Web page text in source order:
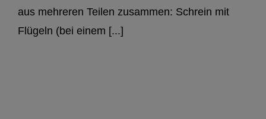
aus mehreren Teilen zusammen: Schrein mit
Flügeln (bei einem [...]